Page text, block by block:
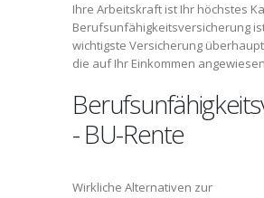
Ihre Arbeitskraft ist Ihr höchstes
Berufsunfähigkeitsversicherung
wichtigste Versicherung
die auf Ihr Einkommen
- BU-Rente
Wirkliche Alternativen zur